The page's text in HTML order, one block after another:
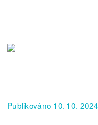
Publikováno 10. 10. 2024